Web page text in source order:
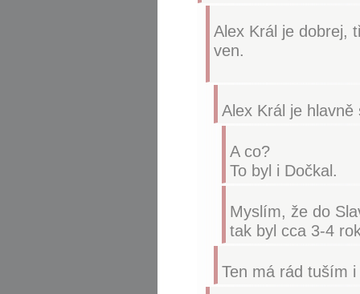
Alex Král je dobrej,
ven.
Alex Král je hlavně
A co?
To byl i Dočkal.
Myslím, že do
tak byl cca 3-4
Ten má rád tuším i